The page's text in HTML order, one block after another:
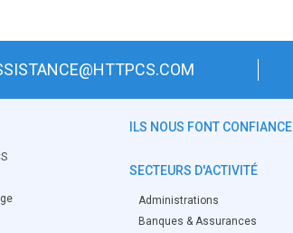
ILS NOUS FONT CONFIANCE
SECTEURS D'ACTIVITÉ
Administrations
Banques & Assurances